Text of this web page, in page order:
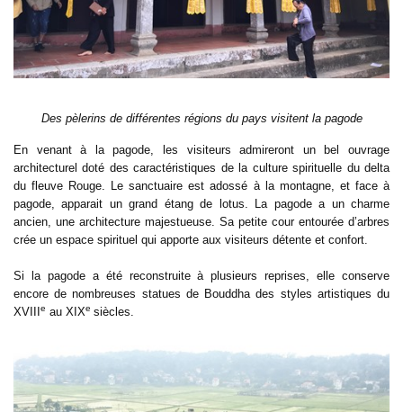
Des pèlerins de différentes régions du pays visitent la pagode
En venant à la pagode, les visiteurs admireront un bel ouvrage
architecturel doté des caractéristiques de la culture spirituelle du delta
du fleuve Rouge. Le sanctuaire est adossé à la montagne, et face à
pagode, apparait un grand étang de lotus. La pagode a un charme
ancien, une architecture majestueuse. Sa petite cour entourée d’arbres
crée un espace spirituel qui apporte aux visiteurs détente et confort.
Si la pagode a été reconstruite à plusieurs reprises, elle conserve
encore de nombreuses statues de Bouddha des styles artistiques du
XVIII
e au XIXe siècles.